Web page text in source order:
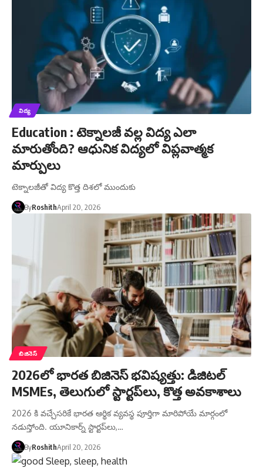
విద్య
Education : టెక్నాలజీ వల్ల విద్య ఎలా
మారుతోంది? ఆధునిక విద్యలో విప్లవాత్మక
మార్పులు
టెక్నాలజీతో విద్య కొత్త దిశలో ముందుకు
ByRoshithApril 20, 2026
బిజినెస్
2026లో భారత బిజినెస్ భవిష్యత్తు: డిజిటల్
MSMEs, తెలుగులో స్టార్టప్‌లు, కొత్త అవకాశాలు
2026 కి వచ్చేసరికే భారత ఆర్థిక వ్యవస్థ పూర్తిగా మారిపోయే మార్గంలో
నడుస్తోంది. యూనికార్న్ స్టార్టప్‌లు,…
ByRoshithApril 20, 2026